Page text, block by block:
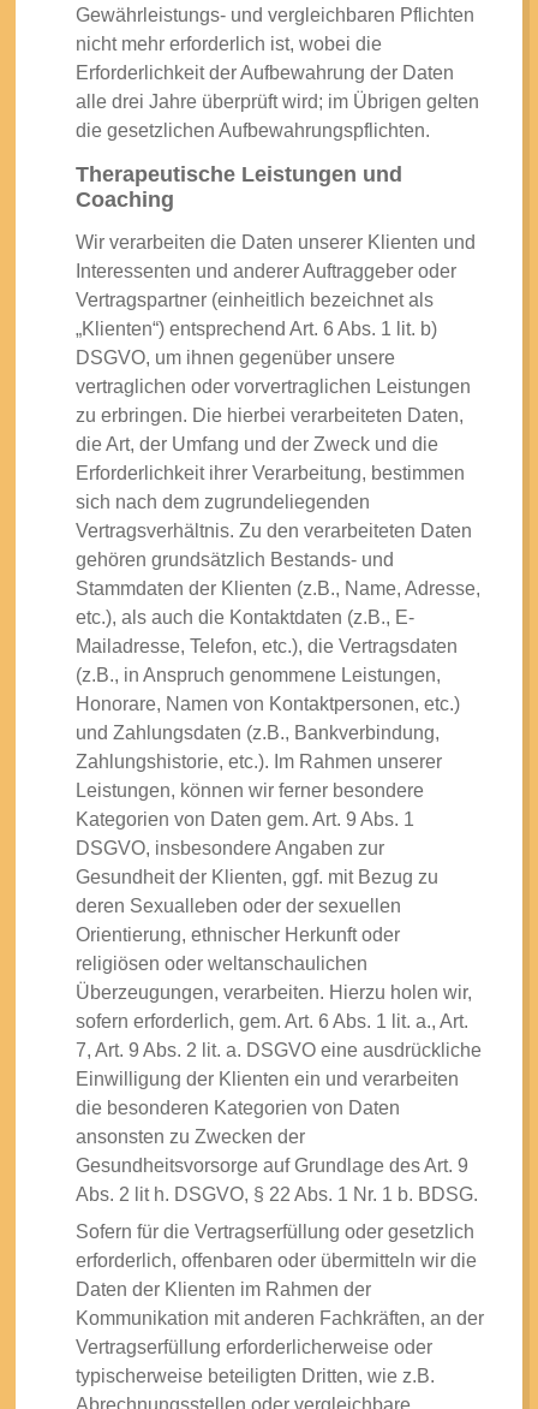
Gewährleistungs- und vergleichbaren Pflichten
nicht mehr erforderlich ist, wobei die
Erforderlichkeit der Aufbewahrung der Daten
alle drei Jahre überprüft wird; im Übrigen gelten
die gesetzlichen Aufbewahrungspflichten.
Therapeutische Leistungen und
Coaching
Wir verarbeiten die Daten unserer Klienten und
Interessenten und anderer Auftraggeber oder
Vertragspartner (einheitlich bezeichnet als
„Klienten“) entsprechend Art. 6 Abs. 1 lit. b)
DSGVO, um ihnen gegenüber unsere
vertraglichen oder vorvertraglichen Leistungen
zu erbringen. Die hierbei verarbeiteten Daten,
die Art, der Umfang und der Zweck und die
Erforderlichkeit ihrer Verarbeitung, bestimmen
sich nach dem zugrundeliegenden
Vertragsverhältnis. Zu den verarbeiteten Daten
gehören grundsätzlich Bestands- und
Stammdaten der Klienten (z.B., Name, Adresse,
etc.), als auch die Kontaktdaten (z.B., E-
Mailadresse, Telefon, etc.), die Vertragsdaten
(z.B., in Anspruch genommene Leistungen,
Honorare, Namen von Kontaktpersonen, etc.)
und Zahlungsdaten (z.B., Bankverbindung,
Zahlungshistorie, etc.). Im Rahmen unserer
Leistungen, können wir ferner besondere
Kategorien von Daten gem. Art. 9 Abs. 1
DSGVO, insbesondere Angaben zur
Gesundheit der Klienten, ggf. mit Bezug zu
deren Sexualleben oder der sexuellen
Orientierung, ethnischer Herkunft oder
religiösen oder weltanschaulichen
Überzeugungen, verarbeiten. Hierzu holen wir,
sofern erforderlich, gem. Art. 6 Abs. 1 lit. a., Art.
7, Art. 9 Abs. 2 lit. a. DSGVO eine ausdrückliche
Einwilligung der Klienten ein und verarbeiten
die besonderen Kategorien von Daten
ansonsten zu Zwecken der
Gesundheitsvorsorge auf Grundlage des Art. 9
Abs. 2 lit h. DSGVO, § 22 Abs. 1 Nr. 1 b. BDSG.
Sofern für die Vertragserfüllung oder gesetzlich
erforderlich, offenbaren oder übermitteln wir die
Daten der Klienten im Rahmen der
Kommunikation mit anderen Fachkräften, an der
Vertragserfüllung erforderlicherweise oder
typischerweise beteiligten Dritten, wie z.B.
Abrechnungsstellen oder vergleichbare